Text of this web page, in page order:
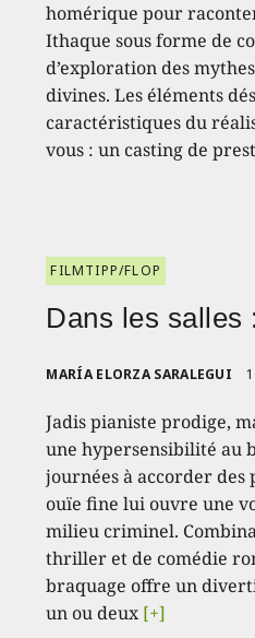
homérique pour
Ithaque sous forme de
d’exploration des
divines. Les éléments
caractéristiques du
vous : un casting de
FILMTIPP/FLOP
Dans les salles
MARÍA ELORZA SARALEGUI
Jadis pianiste prodige,
une hypersensibilité au
journées à accorder des
ouïe fine lui ouvre une
milieu criminel.
thriller et de comédie
braquage offre un
un ou deux[+]